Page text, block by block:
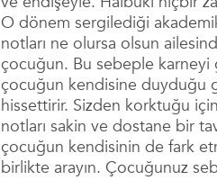
O dönem sergilediği
notları ne olursa olsun
çocuğun. Bu sebeple karneyi
çocuğun kendisine duyduğu
hissettirir. Sizden korktuğu için
notları sakin ve dostane bir
çocuğun kendisinin de fark
birlikte arayın. Çocuğunuz